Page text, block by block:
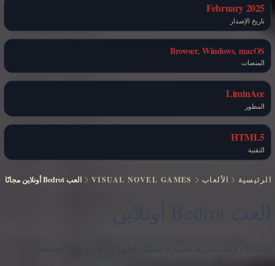
February 2025
تاريخ الإصدار
Browser, Windows, macOS
المنصات
LiminAce
المطور
HTML5
التقنية
الرئيسية الألعاب VISUAL NOVEL GAMES العب Bedrot أونلاين مجانًا